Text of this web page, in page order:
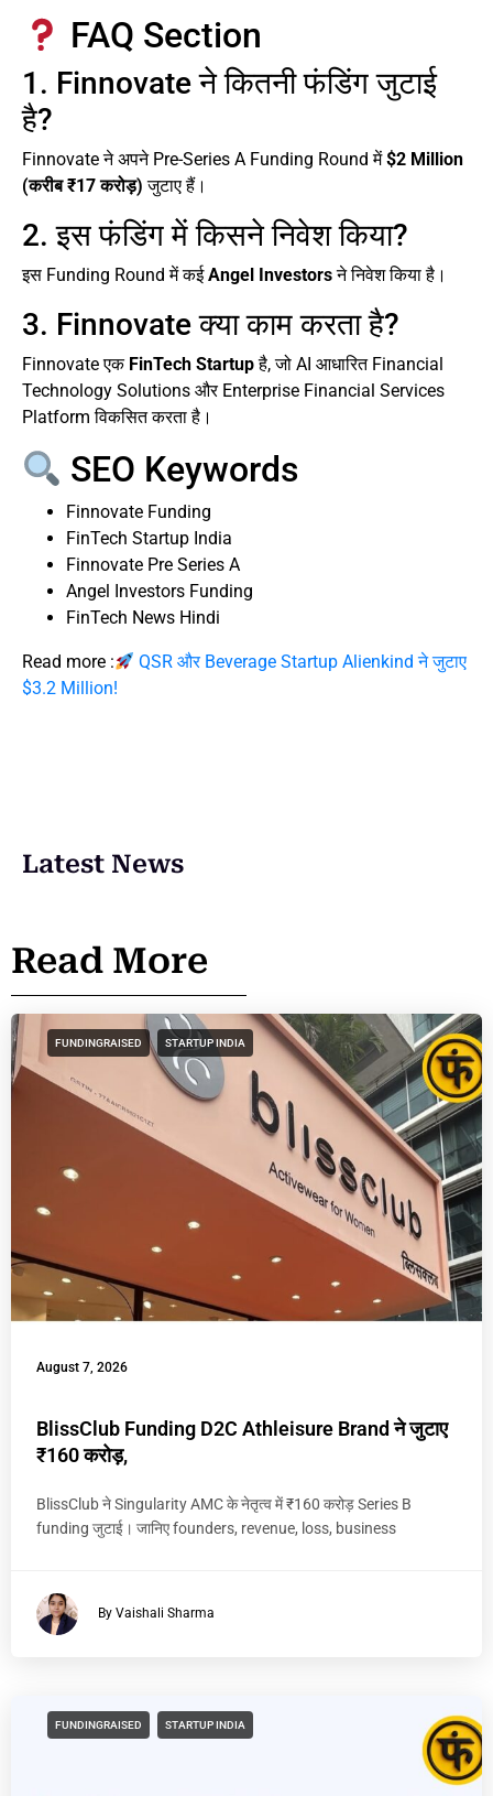
FAQ Section
1. Finnovate ने कितनी फंडिंग जुटाई
है?
Finnovate ने अपने Pre-Series A Funding Round में$2 Million
(करीब ₹17 करोड़) जुटाए हैं।
2. इस फंडिंग में किसने निवेश किया?
इस Funding Round में कईAngel Investorsने निवेश किया है।
3. Finnovate क्या काम करता है?
Finnovate एक FinTech Startupहै, जो AI आधारित Financial
Technology Solutions और Enterprise Financial Services
Platform विकसित करता है।
SEO Keywords
Finnovate Funding
FinTech Startup India
Finnovate Pre Series A
Angel Investors Funding
FinTech News Hindi
Read more :
QSR और Beverage Startup Alienkind ने जुटाए
$3.2 Million!
Latest News
Read More
FUNDINGRAISED STARTUP INDIA
August 7, 2026
BlissClub Funding D2C Athleisure Brand ने जुटाए
₹160 करोड़,
BlissClub ने Singularity AMC के नेतृत्व में ₹160 करोड़ Series B
funding जुटाई। जानिए founders, revenue, loss, business
By Vaishali Sharma
FUNDINGRAISED STARTUP INDIA